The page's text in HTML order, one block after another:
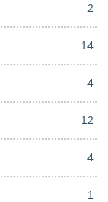
2
14
4
12
4
1